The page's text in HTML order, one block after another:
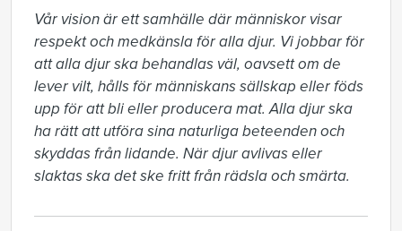
Vår vision är ett samhälle där människor visar
respekt och medkänsla för alla djur. Vi jobbar för
att alla djur ska behandlas väl, oavsett om de
lever vilt, hålls för människans sällskap eller föds
upp för att bli eller producera mat. Alla djur ska
ha rätt att utföra sina naturliga beteenden och
skyddas från lidande. När djur avlivas eller
slaktas ska det ske fritt från rädsla och smärta.